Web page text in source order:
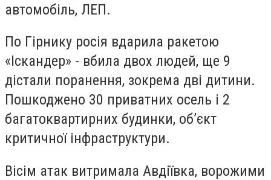
автомобіль, ЛЕП.
По Гірнику росія вдарила ракетою
«Іскандер» - вбила двох людей, ще 9
дістали поранення, зокрема дві дитини.
Пошкоджено 30 приватних осель і 2
багатоквартирних будинки, об’єкт
критичної інфраструктури.
Вісім атак витримала Авдіївка, ворожими